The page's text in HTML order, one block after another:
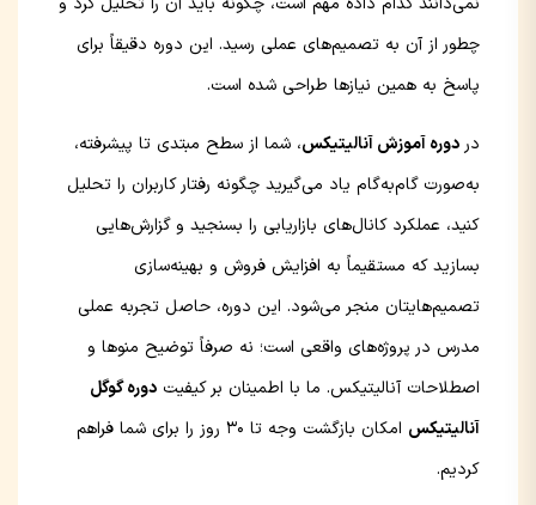
چطور از آن به تصمیم‌های عملی رسید. این دوره دقیقاً برای
پاسخ به همین نیازها طراحی شده است.
دردوره آموزش آنالیتیکس، شما از سطح مبتدی تا پیشرفته،
به‌صورت گام‌به‌گام یاد می‌گیرید چگونه رفتار کاربران را تحلیل
کنید، عملکرد کانال‌های بازاریابی را بسنجید و گزارش‌هایی
بسازید که مستقیماً به افزایش فروش و بهینه‌سازی
تصمیم‌هایتان منجر می‌شود. این دوره، حاصل تجربه عملی
مدرس در پروژه‌های واقعی است؛ نه صرفاً توضیح منوها و
اصطلاحات آنالیتیکس. ما با اطمینان بر کیفیت دوره گوگل
آنالیتیکس
امکان بازگشت وجه تا 30 روز را برای شما فراهم
کردیم.